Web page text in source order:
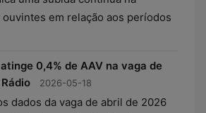
em relação aos períodos
0,4% de AAV na vaga de
2026-05-18
dados da vaga de abril de 2026